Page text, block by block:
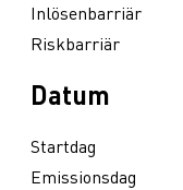
Inlösenbarriär
Riskbarriär
Datum
Startdag
Emissionsdag